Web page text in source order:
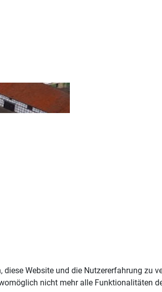
Website und die Nutzererfahrung zu
nicht mehr alle Funktionalitäten